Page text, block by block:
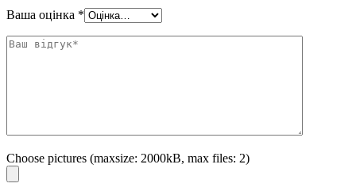
Ваша оцінка *
Choose pictures (maxsize: 2000kB, max files: 2)